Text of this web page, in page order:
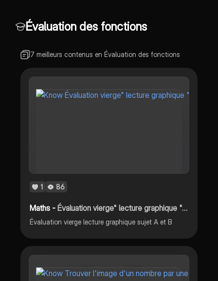
Évaluation des fonctions
7 meilleurs contenus en Évaluation des fonctions
1 86
Maths -Évaluation vierge" lecture graphique "sujet A et B
Évaluation vierge lecture graphique sujet A et B